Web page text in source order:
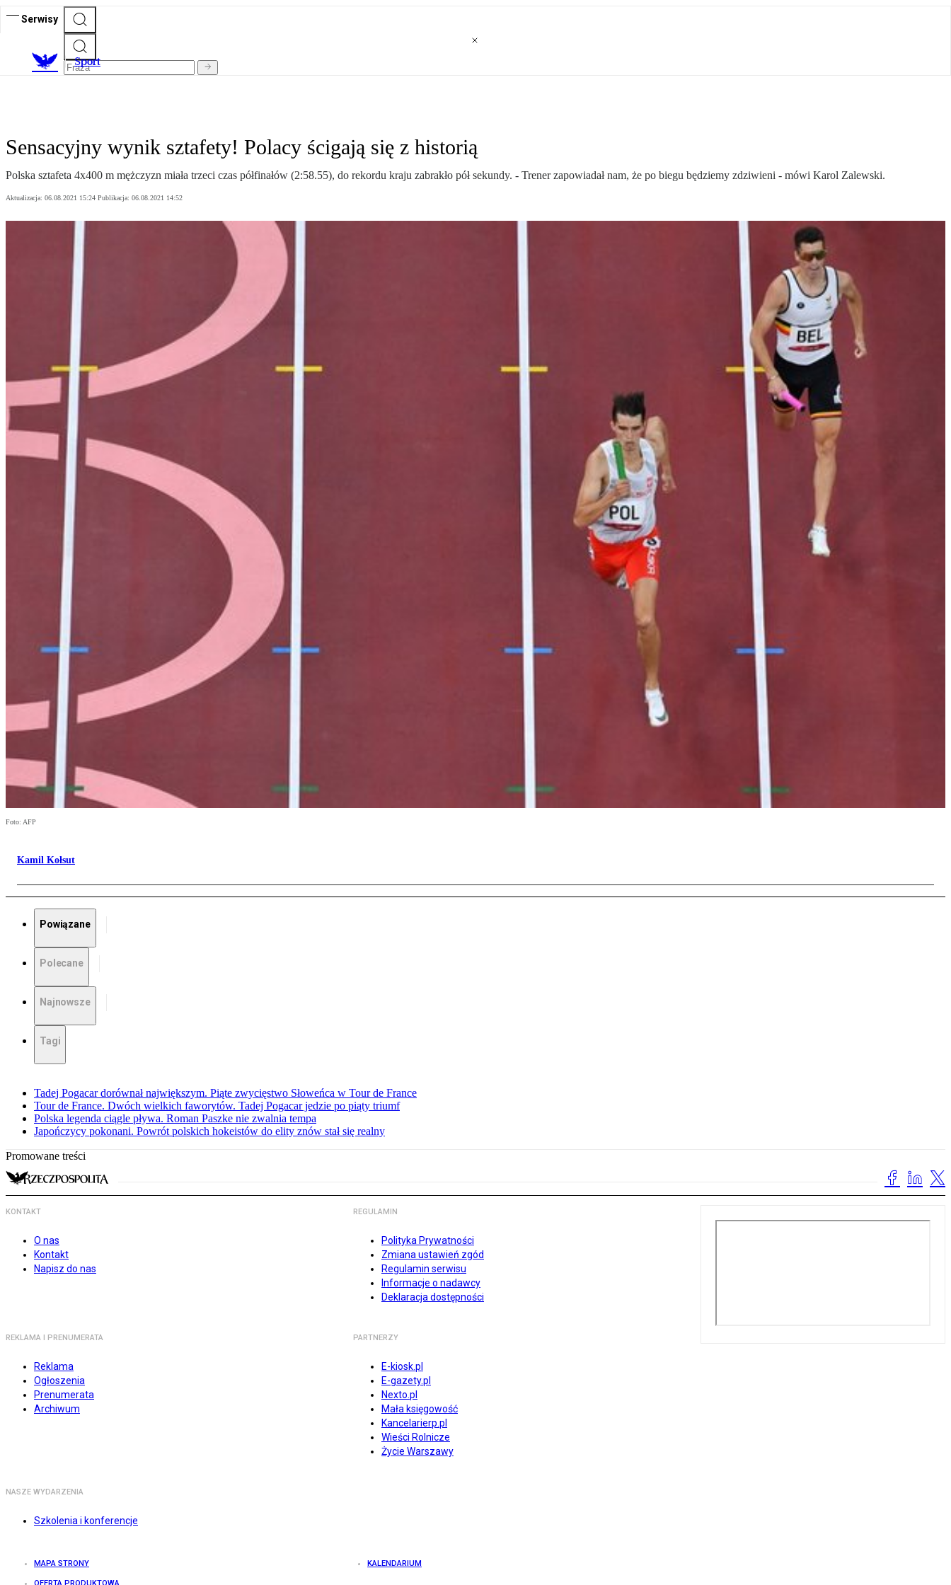
Serwisy
Sport
Sensacyjny wynik sztafety! Polacy ścigają się z historią
Polska sztafeta 4x400 m mężczyzn miała trzeci czas półfinałów (2:58.55), do rekordu kraju zabrakło pół sekundy. - Trener zapowiadał nam, że po biegu będziemy zdziwieni - mówi Karol Zalewski.
Aktualizacja: 06.08.2021 15:24 Publikacja: 06.08.2021 14:52
Foto: AFP
Kamil Kołsut
Powiązane
Polecane
Najnowsze
Tagi
Tadej Pogacar dorównał największym. Piąte zwycięstwo Słoweńca w Tour de France
Tour de France. Dwóch wielkich faworytów. Tadej Pogacar jedzie po piąty triumf
Polska legenda ciągle pływa. Roman Paszke nie zwalnia tempa
Japończycy pokonani. Powrót polskich hokeistów do elity znów stał się realny
Promowane treści
KONTAKT
O nas
Kontakt
Napisz do nas
REGULAMIN
Polityka Prywatności
Zmiana ustawień zgód
Regulamin serwisu
Informacje o nadawcy
Deklaracja dostępności
REKLAMA I PRENUMERATA
Reklama
Ogłoszenia
Prenumerata
Archiwum
PARTNERZY
E-kiosk.pl
E-gazety.pl
Nexto.pl
Mała księgowość
Kancelarierp.pl
Wieści Rolnicze
Życie Warszawy
NASZE WYDARZENIA
Szkolenia i konferencje
MAPA STRONY KALENDARIUM